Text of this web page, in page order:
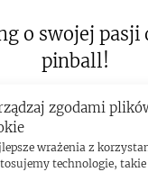
zgodami
wrażenia z
technologie,
swojej pasji do